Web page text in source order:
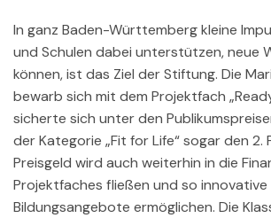
In ganz Baden-Württemberg kleine
und Schulen dabei unterstützen, neue
können, ist das Ziel der Stiftung. Die
bewarb sich mit dem Projektfach
sicherte sich unter den
der Kategorie „Fit for Life“ sogar den 2.
Preisgeld wird auch weiterhin in die
Projektfaches fließen und so innovative
Bildungsangebote ermöglichen. Die